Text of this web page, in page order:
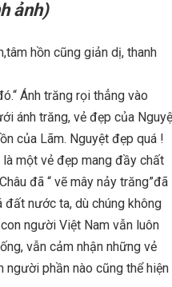
ảnh)
hồn cũng giản dị, thanh
Ánh trăng rọi thẳng vào
ánh trăng, vẻ đẹp của
của Lãm. Nguyệt đẹp quá !
một vẻ đẹp mang đầy chất
đã “ vẽ mây nảy trăng”đã
nước ta, dù chúng không
người Việt Nam vẫn luôn
vẫn cảm nhận những vẻ
người phần nào cũng thể hiện